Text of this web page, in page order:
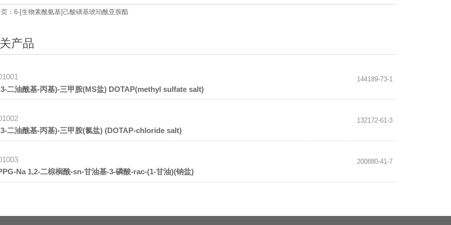
： 6-[生物素酰氨基]己酸磺基琥珀酰亚胺酯
产品
二油酰基-丙基)-三甲胺(MS盐) DOTAP(methyl sulfate salt)
144189-73-1
二油酰基-丙基)-三甲胺(氯盐) (DOTAP-chloride salt)
132172-61-3
DPPG-Na 1,2-二棕榈酰-sn-甘油基-3-磷酸-rac-(1-甘油)(钠盐)
200880-41-7